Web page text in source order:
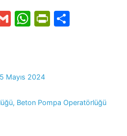
GmailWhatsApp
Mayıs 2024
, Beton Pompa Operatörlüğü